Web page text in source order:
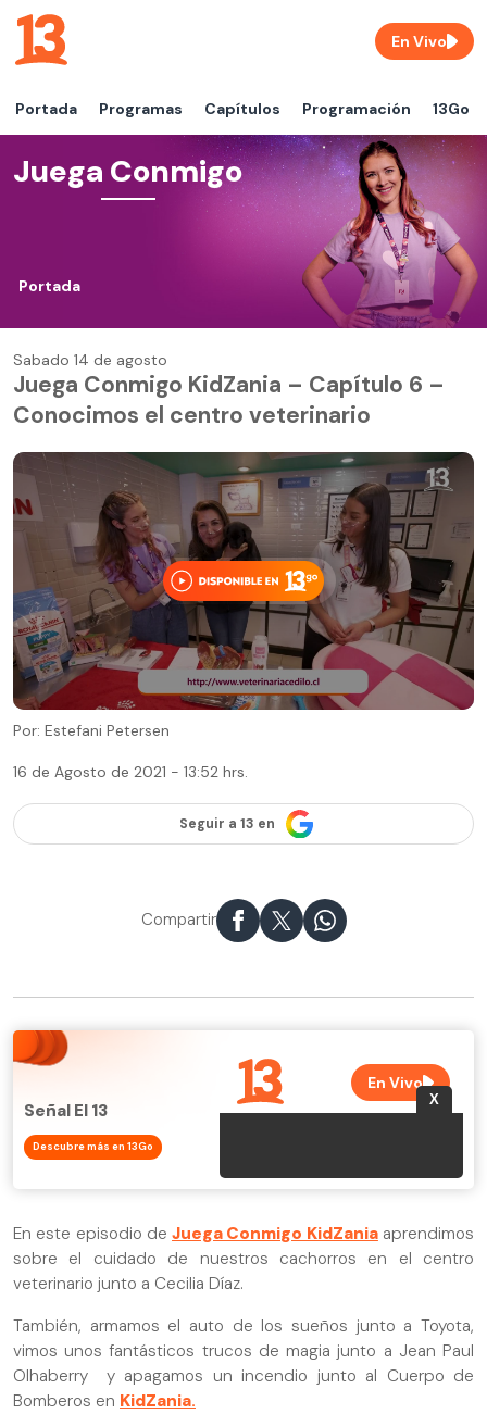
Portada Programas Capítulos Programación 13Go
En Vivo
Juega Conmigo
Portada
Sabado 14 de agosto
Juega Conmigo KidZania – Capítulo 6 –
Conocimos el centro veterinario
Por: Estefani Petersen
16 de Agosto de 2021 - 13:52 hrs.
Seguir a 13 en
Compartir
Señal El 13
Descubre más en 13Go
En este episodio deJuega Conmigo KidZaniaaprendimos
sobre el cuidado de nuestros cachorros en el centro
veterinario junto a Cecilia Díaz.
También, armamos el auto de los sueños junto a Toyota,
vimos unos fantásticos trucos de magia junto a Jean Paul
Olhaberry y apagamos un incendio junto al Cuerpo de
Bomberos en KidZania.